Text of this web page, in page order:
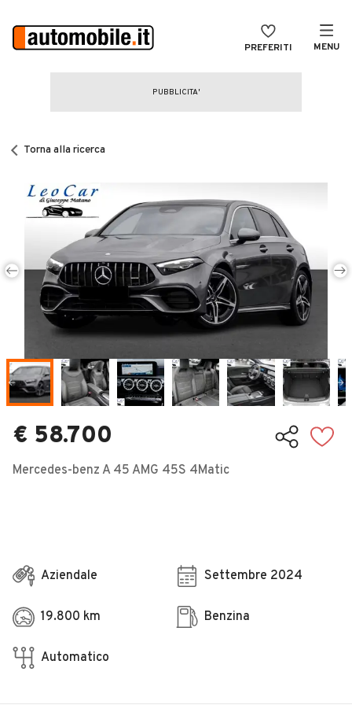
PREFERITI MENU
CERCA
Auto Nuove
Noleggio a lungo termine
Auto d'epoca
Moto
Camper
Veicoli Commerciali
Concessionari
Torna alla ricerca
€ 58.700
Mercedes-benz A 45 AMG 45S 4Matic
Aziendale Settembre 2024
19.800 km Benzina
Automatico